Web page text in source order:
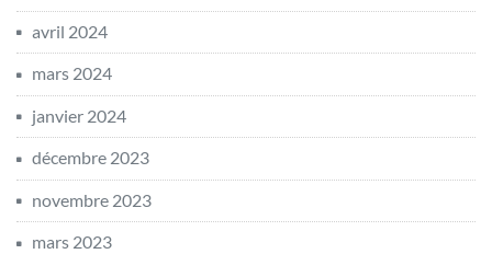
avril 2024
mars 2024
janvier 2024
décembre 2023
novembre 2023
mars 2023